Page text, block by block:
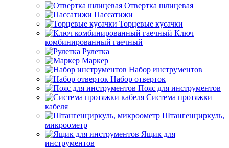
Отвертка шлицевая
Пассатижи
Торцевые кусачки
Ключ
комбинированный гаечный
Рулетка
Маркер
Набор инструментов
Набор отверток
Пояс для инструментов
Система протяжки
кабеля
Штангенциркуль,
микроометр
Ящик для
инструментов